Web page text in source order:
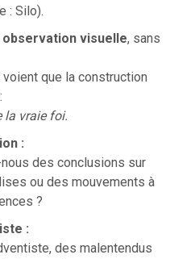
: Silo).
observation visuelle, sans
que la construction
la vraie foi.
:
des conclusions sur
ou des mouvements à
?
:
des malentendus